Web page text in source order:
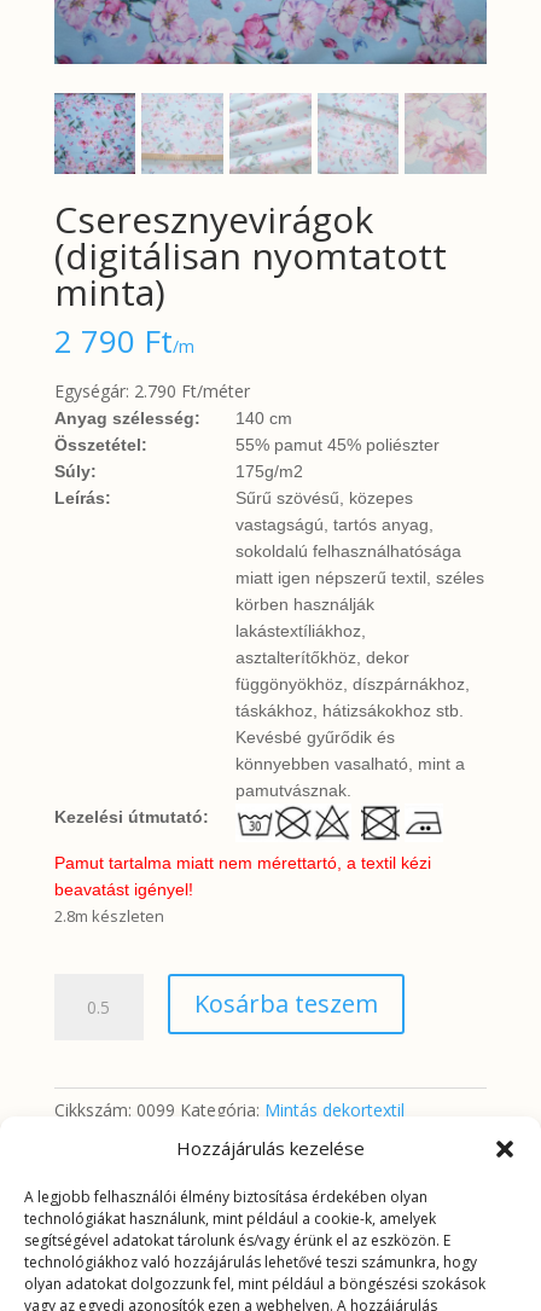
Hozzájárulás kezelése
A legjobb felhasználói élmény biztosítása érdekében olyan
technológiákat használunk, mint például a cookie-k, amelyek
segítségével adatokat tárolunk és/vagy érünk el az eszközön. E
technológiákhoz való hozzájárulás lehetővé teszi számunkra, hogy
olyan adatokat dolgozzunk fel, mint például a böngészési szokások
vagy az egyedi azonosítók ezen a webhelyen. A hozzájárulás
Cseresznyevirágok
(digitálisan nyomtatott
minta)
2 790 Ft/m
Egységár: 2.790 Ft/méter
Anyag szélesség:
140 cm
Összetétel:
55% pamut 45% poliészter
Súly:
175g/m2
Leírás:
Sűrű szövésű, közepes
vastagságú, tartós anyag,
sokoldalú felhasználhatósága
miatt igen népszerű textil, széles
körben használják
lakástextíliákhoz,
asztalterítőkhöz, dekor
függönyökhöz, díszpárnákhoz,
táskákhoz, hátizsákokhoz stb.
Kevésbé gyűrődik és
könnyebben vasalható, mint a
pamutvásznak.
Kezelési útmutató:
Pamut tartalma miatt nem mérettartó, a textil kézi
beavatást igényel!
2.8m készleten
(digitálisan
mennyiség
Kosárba teszem
Cikkszám: 0099 Kategória: Mintás dekortextil
További információk
További információk